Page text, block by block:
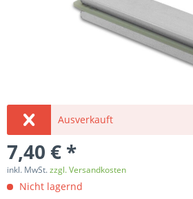
Ausverkauft
7,40 € *
inkl. MwSt.zzgl. Versandkosten
Nicht lagernd